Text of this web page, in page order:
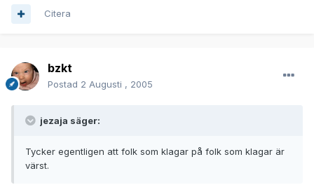
Citera
bzkt
Postad 2 Augusti , 2005
jezaja säger:
Tycker egentligen att folk som klagar på folk som klagar är
värst.